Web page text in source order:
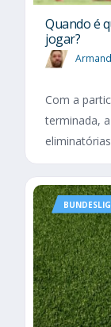
Quando é
jogar?
Com a
terminada,